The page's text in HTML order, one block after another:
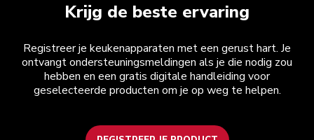
Krijg de beste ervaring
Registreer je keukenapparaten met een gerust hart. Je
ontvangt ondersteuningsmeldingen als je die nodig zou
hebben en een gratis digitale handleiding voor
geselecteerde producten om je op weg te helpen.